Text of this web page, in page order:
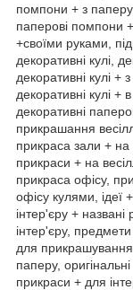
помпони + з
паперові помпони +
+своїми руками,
декоративні кулі,
декоративні кулі +
декоративні кулі +
декоративні
прикрашання
прикраса зали + на
прикраси + на
прикраса офісу,
офісу кулями, ідеї
інтер'єру +
інтер'єру,
для прикрашування
паперу,
прикраси + для